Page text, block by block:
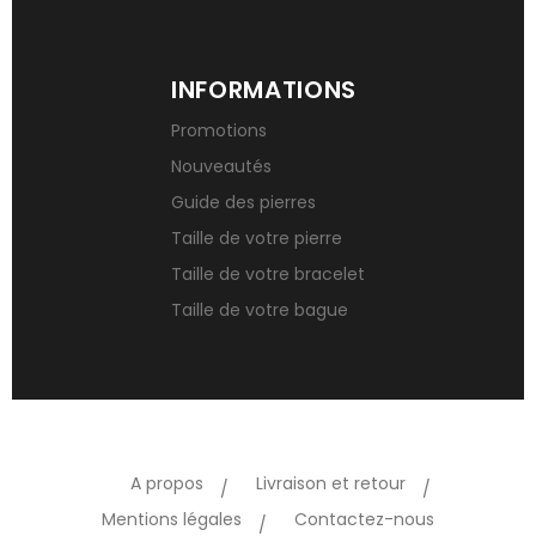
INFORMATIONS
Promotions
Nouveautés
Guide des pierres
Taille de votre pierre
Taille de votre bracelet
Taille de votre bague
A propos
Livraison et retour
Mentions légales
Contactez-nous